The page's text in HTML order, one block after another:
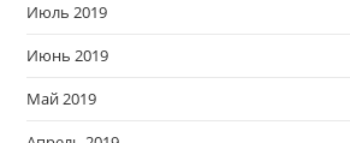
Июль 2019
Июнь 2019
Май 2019